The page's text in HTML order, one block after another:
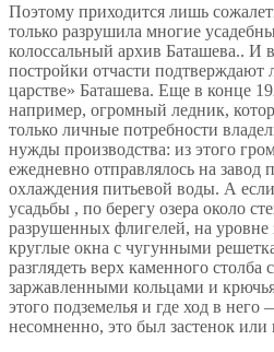
Поэтому приходится лишь
только разрушила многие
колоссальный архив Баташева.. И
постройки отчасти подтверждают
царстве» Баташева. Еще в конце
например, огромный ледник,
только личные потребности
нужды производства: из этого
ежедневно отправлялось на завод
охлаждения питьевой воды. А
усадьбы , по берегу озера около
разрушенных флигелей, на
круглые окна с чугунными
разглядеть верх каменного
заржавленными кольцами и
этого подземелья и где ход в него
несомненно, это был застенок